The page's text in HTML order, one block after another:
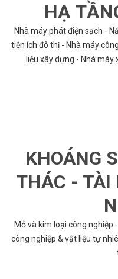
HẠ
Nhà máy phát điện sạch -
tiện ích đô thị - Nhà máy
liệu xây dựng - Nhà máy
KHOÁNG
THÁC - TÀI
Mỏ và kim loại công nghiệp
công nghiệp & vật liệu tự